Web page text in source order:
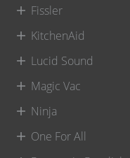
Fissler
KitchenAid
Lucid Sound
Magic Vac
Ninja
One For All